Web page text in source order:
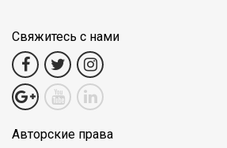
Свяжитесь с нами
Авторские права